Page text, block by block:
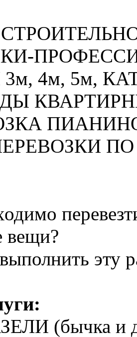
3м, 4м, 5м,
вещи?
эту
(бычка и